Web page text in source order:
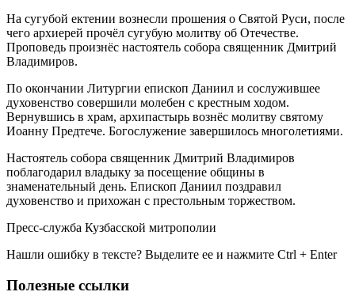
На сугубой ектении вознесли прошения о Святой Руси, после
чего архиерей прочёл сугубую молитву об Отечестве.
Проповедь произнёс настоятель собора священник Дмитрий
Владимиров.
По окончании Литургии епископ Даниил и сослужившее
духовенство совершили молебен с крестным ходом.
Вернувшись в храм, архипастырь вознёс молитву святому
Иоанну Предтече. Богослужение завершилось многолетиями.
Настоятель собора священник Дмитрий Владимиров
поблагодарил владыку за посещение общины в
знаменательный день. Епископ Даниил поздравил
духовенство и прихожан с престольным торжеством.
Пресс-служба Кузбасской митрополии
Нашли ошибку в тексте? Выделите ее и нажмите Ctrl + Enter
Полезные ссылки